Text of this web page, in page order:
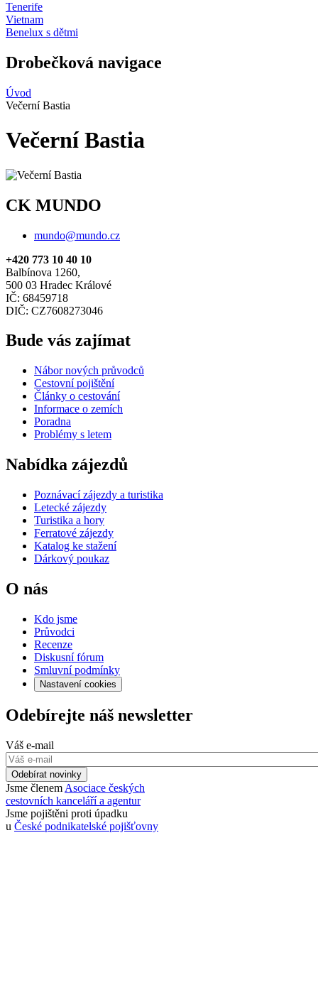
Tenerife
Vietnam
Benelux s dětmi
Drobečková navigace
Úvod
Večerní Bastia
Večerní Bastia
CK MUNDO
mundo@mundo.cz
+420 773 10 40 10
Balbínova 1260,
500 03 Hradec Králové
IČ: 68459718
DIČ: CZ7608273046
Bude vás zajímat
Nábor nových průvodců
Cestovní pojištění
Články o cestování
Informace o zemích
Poradna
Problémy s letem
Nabídka zájezdů
Poznávací zájezdy a turistika
Letecké zájezdy
Turistika a hory
Ferratové zájezdy
Katalog ke stažení
Dárkový poukaz
O nás
Kdo jsme
Průvodci
Recenze
Diskusní fórum
Smluvní podmínky
Nastavení cookies
Odebírejte náš newsletter
Váš e-mail
Odebírat novinky
Jsme členem Asociace českých
cestovních kanceláří a agentur
Jsme pojištěni proti úpadku
u České podnikatelské pojišťovny